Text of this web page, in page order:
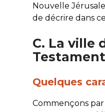
Nouvelle
de décrire dans
C. La ville
Testament
Quelques
Commençons